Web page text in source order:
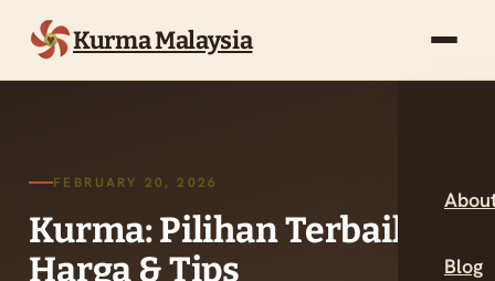
Kurma Malaysia
Blog
FEBRUARY 20, 2026
Kurma: Pilihan Terbaik,
Harga & Tips